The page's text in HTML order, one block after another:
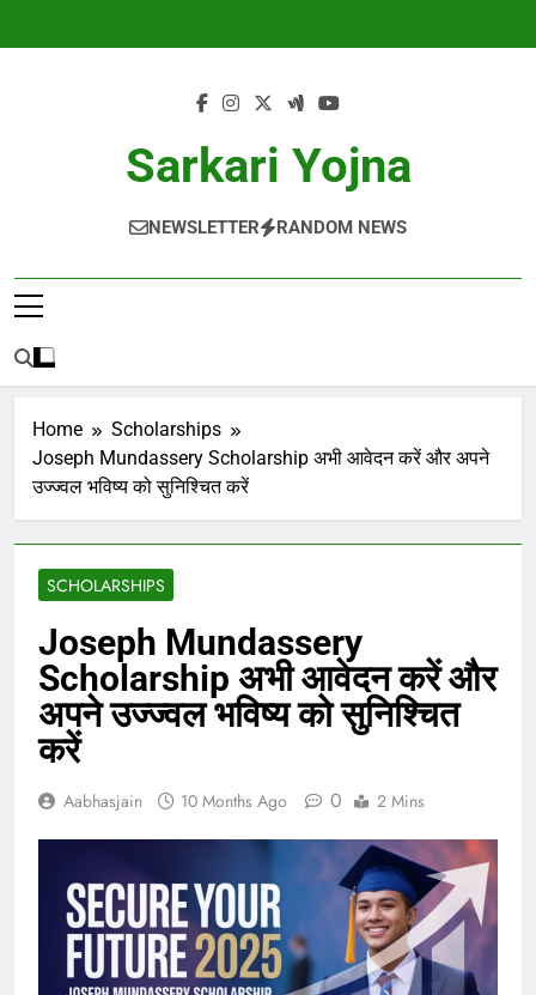
Sarkari Yojna
NEWSLETTER RANDOM NEWS
Home
Scholarships
Joseph Mundassery Scholarship अभी आवेदन करें और अपने
उज्ज्वल भविष्य को सुनिश्चित करें
SCHOLARSHIPS
Joseph Mundassery
Scholarship अभी आवेदन करें और
अपने उज्ज्वल भविष्य को सुनिश्चित
करें
Aabhasjain 10 Months Ago 0 2 Mins